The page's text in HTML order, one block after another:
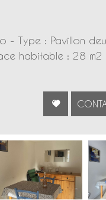
- Type : Pavillon
habitable : 28 m2